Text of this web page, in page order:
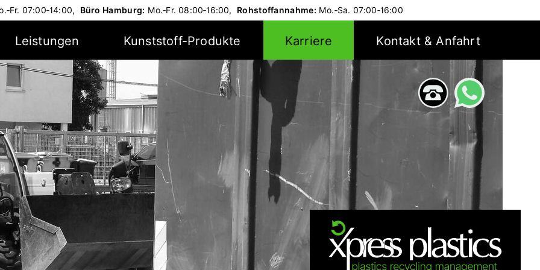
07:00‑14:00, Büro Hamburg: Mo.‑Fr. 08:00‑16:00, Rohstoffannahme: Mo.‑Sa. 07:00‑16:00
Leistungen Kunststoff-Produkte Karriere Kontakt & Anfahrt